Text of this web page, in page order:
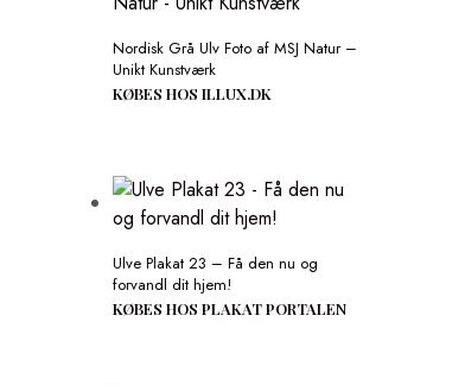
Nordisk Grå Ulv Foto af MSJ Natur –
Unikt Kunstværk
KØBES HOS ILLUX.DK
Ulve Plakat 23 – Få den nu og
forvandl dit hjem!
KØBES HOS PLAKAT PORTALEN